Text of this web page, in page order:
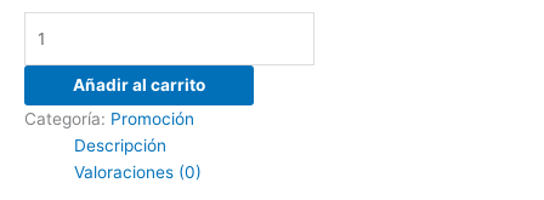
Añadir al carrito
Categoría: Promoción
Descripción
Valoraciones (0)